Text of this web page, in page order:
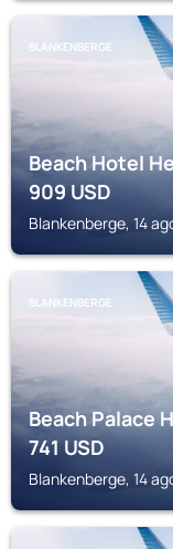
BLANKENBERGE
Beach Hotel
909USD
Blankenberge, 14
BLANKENBERGE
Beach Palace
741USD
Blankenberge, 14